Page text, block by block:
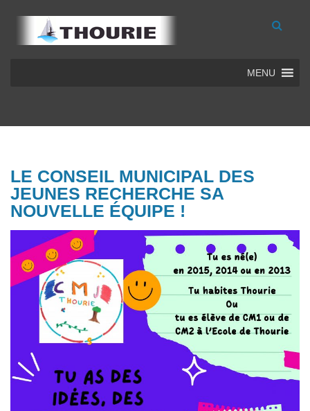
MENU
LE CONSEIL MUNICIPAL DES
JEUNES RECHERCHE SA
NOUVELLE ÉQUIPE !